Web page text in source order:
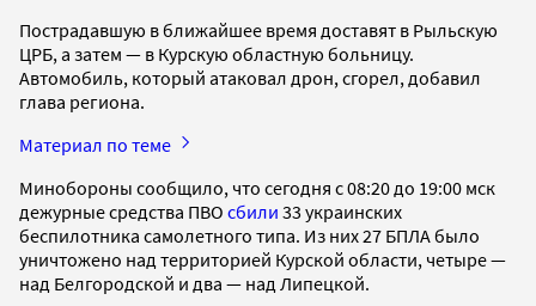
Пострадавшую в ближайшее время доставят в Рыльскую
ЦРБ, а затем — в Курскую областную больницу.
Автомобиль, который атаковал дрон, сгорел, добавил
глава региона.
Материал по теме
Минобороны сообщило, что сегодня с 08:20 до 19:00 мск
дежурные средства ПВО сбили 33 украинских
беспилотника самолетного типа. Из них 27 БПЛА было
уничтожено над территорией Курской области, четыре —
над Белгородской и два — над Липецкой.